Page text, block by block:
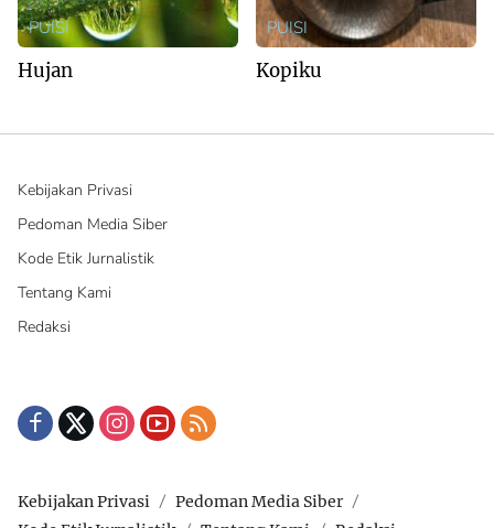
PUISI
Hujan
PUISI
Kopiku
Kebijakan Privasi
Pedoman Media Siber
Kode Etik Jurnalistik
Tentang Kami
Redaksi
Kebijakan Privasi
Pedoman Media Siber